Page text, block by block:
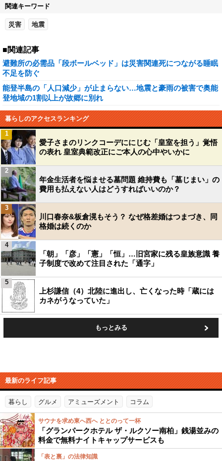
関連キーワード
災害 地震
■関連記事
避難所の必需品「段ボールベッド」は災害関連死につながる睡眠
不足を防ぐ
能登半島の「人口減少」が止まらない…地震と豪雨の被害で奥能
登地域の1割以上が故郷に別れ
暮らしのアクセスランキング
愛子さまのリンクコーデににじむ「皇室を担う」覚悟
の表れ 皇室典範改正にご本人の心中やいかに
1
年金生活者を悩ませる墓問題 維持費も「墓じまい」の
費用も払えない人はどうすればいいのか？
2
川口春奈&板倉滉もそう？ なぜ格差婚はつまづき、同
格婚は続くのか
3
「朝」「彦」「憲」「恒」…旧宮家に残る皇族意識 養
子制度で改めて注目された「通字」
4
上杉謙信（4）北陸に進出し、亡くなった時「蔵には
カネがうなっていた」
5
もっとみる
最新のライフ記事
暮らし グルメ アミューズメント コラム
サウナを求め東へ西へ ととのって一杯
「グランパークホテル ザ・ルクソー南柏」銭湯並みの
料金で無料ナイトキャップサービスも
「表と裏」の法律知識